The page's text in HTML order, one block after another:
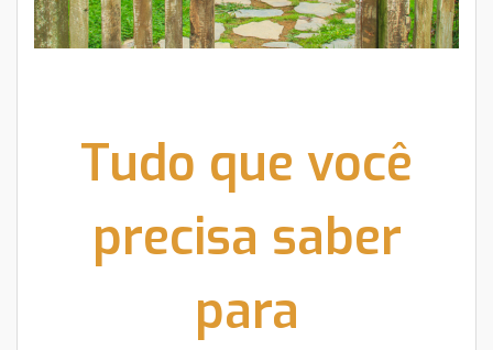
Tudo que você
precisa saber
para